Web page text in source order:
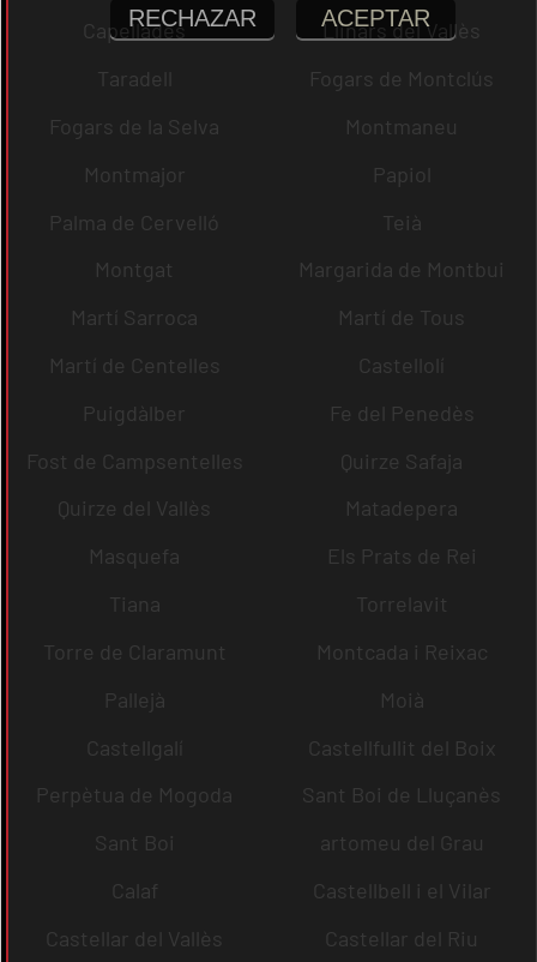
Capellades
Llinars del Vallès
Taradell
Fogars de Montclús
Fogars de la Selva
Montmaneu
Montmajor
Papiol
Palma de Cervelló
Teià
Montgat
Margarida de Montbui
Martí Sarroca
Martí de Tous
Martí de Centelles
Castellolí
Puigdàlber
Fe del Penedès
Fost de Campsentelles
Quirze Safaja
Quirze del Vallès
Matadepera
Masquefa
Els Prats de Rei
Tiana
Torrelavit
Torre de Claramunt
Montcada i Reixac
Pallejà
Moià
Castellgalí
Castellfullit del Boix
Perpètua de Mogoda
Sant Boi de Lluçanès
Sant Boi
artomeu del Grau
Calaf
Castellbell i el Vilar
Castellar del Vallès
Castellar del Riu
RECHAZAR ACEPTAR